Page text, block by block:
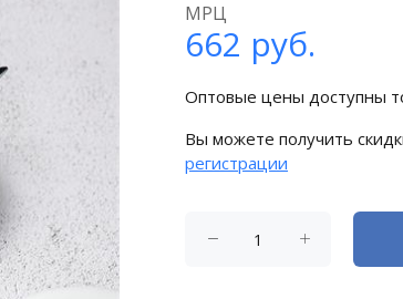
МРЦ
662 руб.
Оптовые цены доступны
Вы можете получить
регистрации